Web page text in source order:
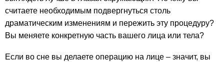
считаете необходимым подвергнуться столь
драматическим изменениям и пережить эту процедуру?
Вы меняете конкретную часть вашего лица или тела?
Если во сне вы делаете операцию на лице – значит, вы